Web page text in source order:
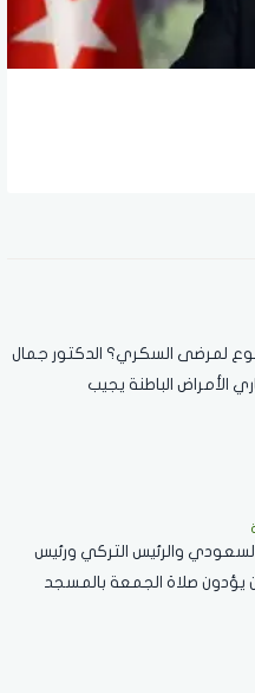
لمرضى السكري؟ الدكتور جمال
الأمراض الباطنة يجيب
والرئيس التركي ورئيس
يؤدون صلاة الجمعة بالمسجد